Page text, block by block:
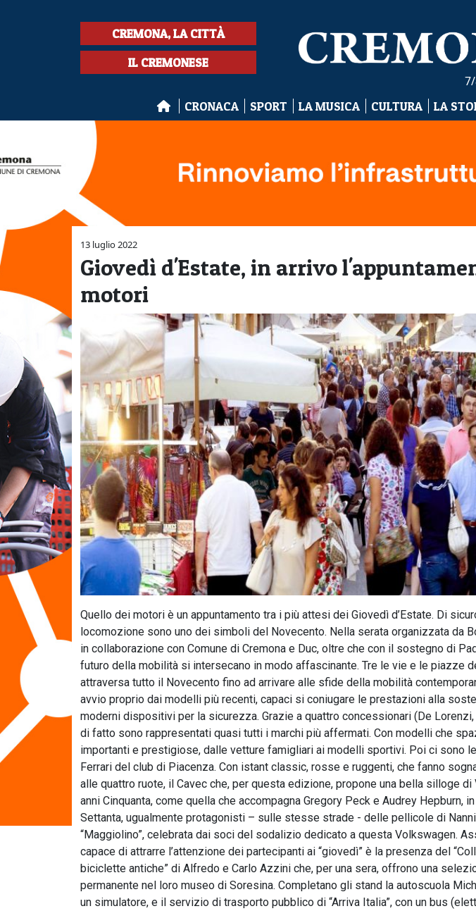
CREMONA, LA CITTÀ
IL CREMONESE
CRONACA SPORT LA MUSICA CULTURA LA
13 luglio 2022
Giovedì d'Estate, in arrivo
motori
Quello dei motori è un appuntamento tra i più attesi dei Giovedì d’Estate. Di
locomozione sono uno dei simboli del Novecento. Nella serata organizzata da
in collaborazione con Comune di Cremona e Duc, oltre che con il sostegno di
futuro della mobilità si intersecano in modo affascinante. Tre le vie e le piazze
attraversa tutto il Novecento fino ad arrivare alle sfide della mobilità
avvio proprio dai modelli più recenti, capaci si coniugare le prestazioni alla
moderni dispositivi per la sicurezza. Grazie a quattro concessionari (De
di fatto sono rappresentati quasi tutti i marchi più affermati. Con modelli che
importanti e prestigiose, dalle vetture famigliari ai modelli sportivi. Poi ci sono
Ferrari del club di Piacenza. Con istant classic, rosse e ruggenti, che fanno
alle quattro ruote, il Cavec che, per questa edizione, propone una bella silloge
anni Cinquanta, come quella che accompagna Gregory Peck e Audrey Hepburn,
Settanta, ugualmente protagonisti – sulle stesse strade - delle pellicole di
“Maggiolino”, celebrata dai soci del sodalizio dedicato a questa Volkswagen.
capace di attrarre l’attenzione dei partecipanti ai “giovedì” è la presenza del
biciclette antiche” di Alfredo e Carlo Azzini che, per una sera, offrono una
permanente nel loro museo di Soresina. Completano gli stand la autoscuola
un simulatore, e il servizio di trasporto pubblico di “Arriva Italia”, con un bus